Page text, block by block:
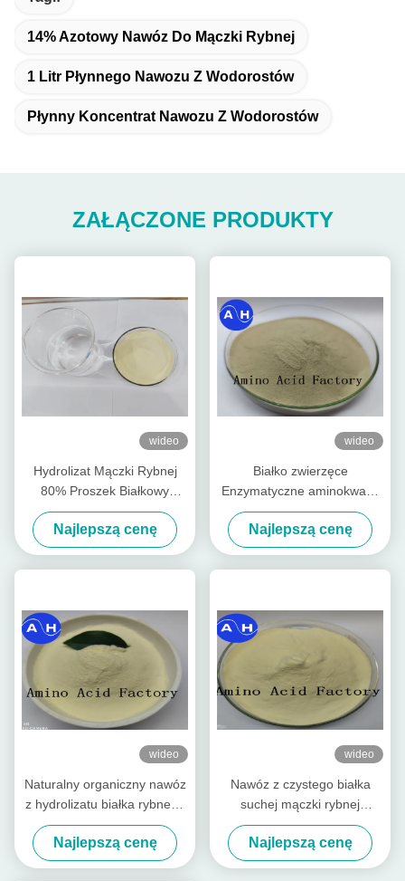
14% Azotowy Nawóz Do Mączki Rybnej
1 Litr Płynnego Nawozu Z Wodorostów
Płynny Koncentrat Nawozu Z Wodorostów
ZAŁĄCZONE PRODUKTY
wideo
Hydrolizat Mączki Rybnej
80% Proszek Białkowy
Wyekstrahowany Z Dorsza
(15-1-1) Worek 50lb
Najlepszą cenę
wideo
Białko zwierzęce
Enzymatyczne aminokwasy
w proszku Azot 14-0-0
Rozpuszczalny w wodzie
nawóz
Najlepszą cenę
wideo
Naturalny organiczny nawóz
z hydrolizatu białka rybnego
w proszku
Najlepszą cenę
wideo
Nawóz z czystego białka
suchej mączki rybnej
ekstrahowany z hydrolizatu
ryb dorsza
Najlepszą cenę